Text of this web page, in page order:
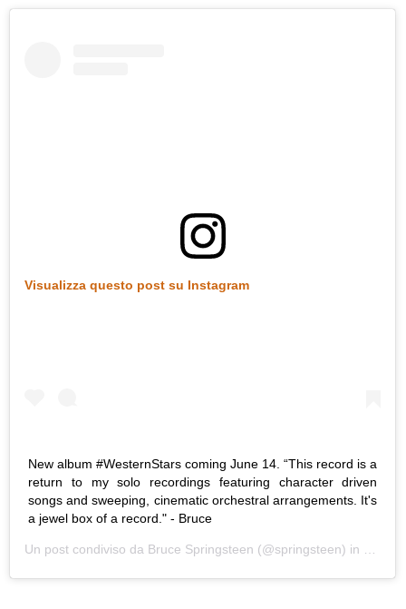
Visualizza questo post su Instagram
New album #WesternStars coming June 14. “This record is a
return to my solo recordings featuring character driven
songs and sweeping, cinematic orchestral arrangements. It's
a jewel box of a record." - Bruce
Un post condiviso da Bruce Springsteen (@springsteen) in data: